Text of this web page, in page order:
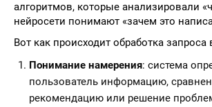
алгоритмов, которые анализировали
нейросети понимают «зачем это
Вот как происходит обработка запроса
Понимание намерения: система
пользователь информацию,
рекомендацию или решение